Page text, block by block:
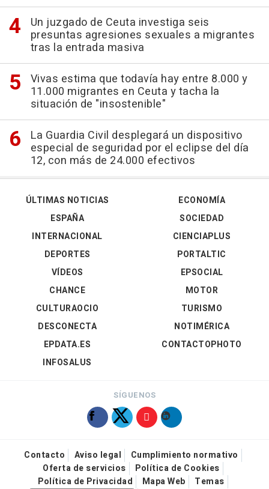
Un juzgado de Ceuta investiga seis
presuntas agresiones sexuales a migrantes
tras la entrada masiva
Vivas estima que todavía hay entre 8.000 y
11.000 migrantes en Ceuta y tacha la
situación de "insostenible"
La Guardia Civil desplegará un dispositivo
especial de seguridad por el eclipse del día
12, con más de 24.000 efectivos
ÚLTIMAS NOTICIAS
ESPAÑA
INTERNACIONAL
DEPORTES
VÍDEOS
ECONOMÍA
SOCIEDAD
CIENCIAPLUS
PORTALTIC
EPSOCIAL
CHANCE
CULTURAOCIO
DESCONECTA
EPDATA.ES
INFOSALUS
MOTOR
TURISMO
NOTIMÉRICA
CONTACTOPHOTO
SÍGUENOS
Contacto Aviso legal
Cumplimiento normativo
Oferta de servicios
Política de Cookies
Política de Privacidad
Mapa Web
Temas